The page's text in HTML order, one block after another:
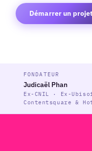
Démarrer un projet
FONDATEUR
Judicaël Phan
Ex-CNIL · Ex-
Contentsquare &